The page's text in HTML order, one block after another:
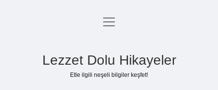
Anasayfa
menüyü
Lezzet Dolu Hikayeler
Etle ilgili neşeli bilgiler keşfet!